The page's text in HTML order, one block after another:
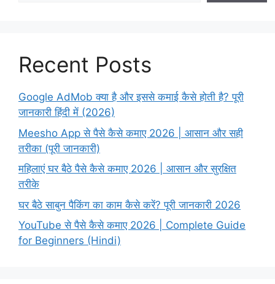
Recent Posts
Google AdMob क्या है और इससे कमाई कैसे होती है? पूरी
जानकारी हिंदी में (2026)
Meesho App से पैसे कैसे कमाए 2026 | आसान और सही
तरीका (पूरी जानकारी)
महिलाएं घर बैठे पैसे कैसे कमाए 2026 | आसान और सुरक्षित
तरीके
घर बैठे साबुन पैकिंग का काम कैसे करें? पूरी जानकारी 2026
YouTube से पैसे कैसे कमाए 2026 | Complete Guide
for Beginners (Hindi)